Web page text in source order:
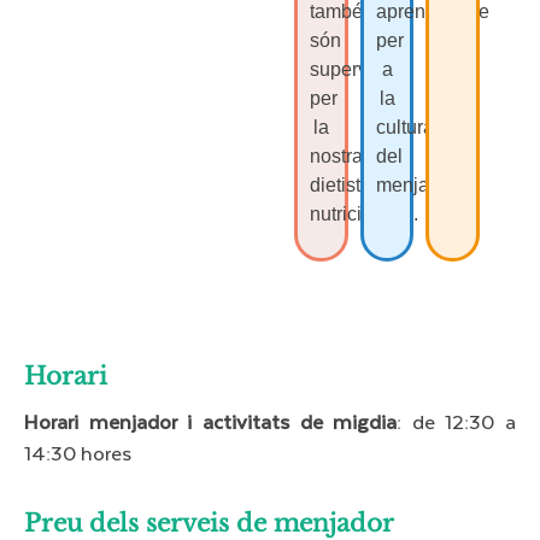
també
són
supervisats
per
la
nostra
dietista-
nutricionista.
aprenentatge
per
a
la
cultura
del
menjar.
Horari​
Horari menjador i activitats de migdia: de 12:30 a
14:30 hores
Preu dels serveis de menjador​